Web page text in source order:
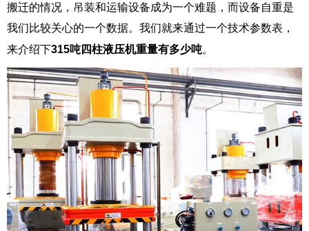
搬迁的情况，吊装和运输设备成为一个难题，而设备自重是
我们比较关心的一个数据。我们就来通过一个技术参数表，
来介绍下315吨四柱液压机重量有多少吨。